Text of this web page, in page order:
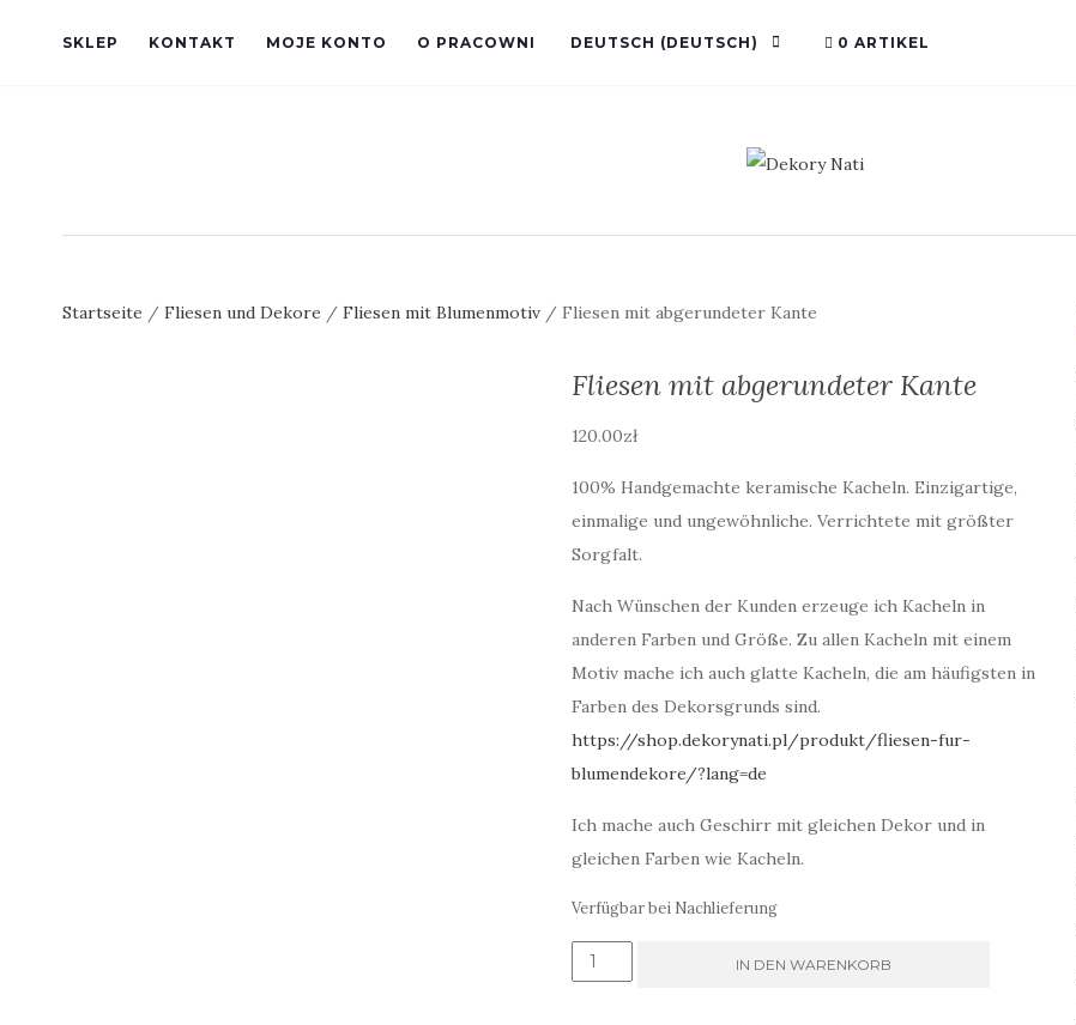
SKLEP KONTAKT MOJE KONTO O PRACOWNI DEUTSCH (DEUTSCH) 0 ARTIKEL
Startseite / Fliesen und Dekore / Fliesen mit Blumenmotiv / Fliesen mit abgerundeter Kante
Fliesen mit abgerundeter Kante
120.00zł
100% Handgemachte keramische Kacheln. Einzigartige,
einmalige und ungewöhnliche. Verrichtete mit größter
Sorgfalt.
Nach Wünschen der Kunden erzeuge ich Kacheln in
anderen Farben und Größe. Zu allen Kacheln mit einem
Motiv mache ich auch glatte Kacheln, die am häufigsten in
Farben des Dekorsgrunds sind.
https://shop.dekorynati.pl/produkt/fliesen-fur-
blumendekore/?lang=de
Ich mache auch Geschirr mit gleichen Dekor und in
gleichen Farben wie Kacheln.
Verfügbar bei Nachlieferung
Fliesen
IN DEN WARENKORB